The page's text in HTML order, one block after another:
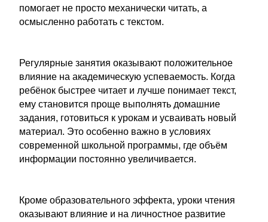
помогает не просто механически читать, а
осмысленно работать с текстом.
Регулярные занятия оказывают положительное
влияние на академическую успеваемость. Когда
ребёнок быстрее читает и лучше понимает текст,
ему становится проще выполнять домашние
задания, готовиться к урокам и усваивать новый
материал. Это особенно важно в условиях
современной школьной программы, где объём
информации постоянно увеличивается.
Кроме образовательного эффекта, уроки чтения
оказывают влияние и на личностное развитие